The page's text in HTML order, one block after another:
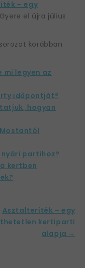
– egy
Gyere el újra július
korábban
mi legyen az
időpontját?
hogyan
partihoz?
kertben
Asztalteríték – egy
kertiparti
alapja →